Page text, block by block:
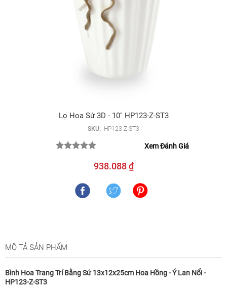
Lọ Hoa Sứ 3D - 10'' HP123-Z-ST3
SKU: HP123-Z-ST3
Xem Đánh Giá
938.088 ₫
MÔ TẢ SẢN PHẨM
Bình Hoa Trang Trí Bằng Sứ 13x12x25cm Hoa Hồng - Ý Lan Nổi -
HP123-Z-ST3